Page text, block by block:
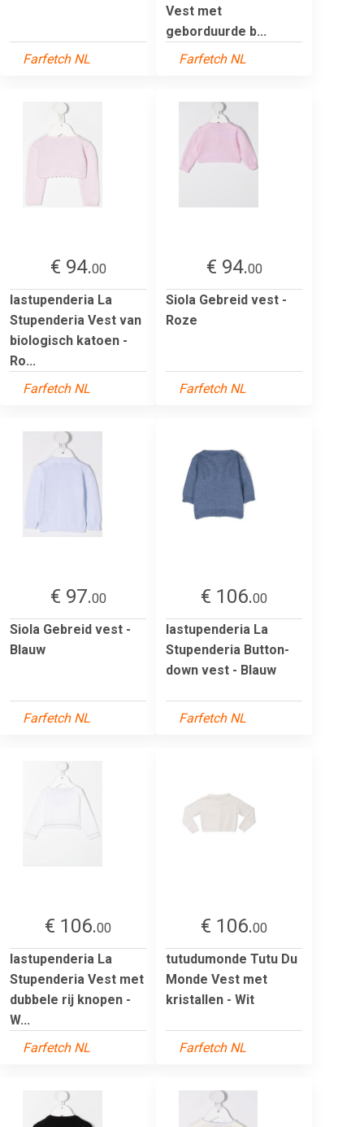
Farfetch NL
Vest met
geborduurde b...
Farfetch NL
€ 94.00
lastupenderia La
Stupenderia Vest van
biologisch katoen -
Ro...
Farfetch NL
€ 94.00
Siola Gebreid vest -
Roze
Farfetch NL
€ 97.00
Siola Gebreid vest -
Blauw
Farfetch NL
€ 106.00
lastupenderia La
Stupenderia Button-
down vest - Blauw
Farfetch NL
€ 106.00
lastupenderia La
Stupenderia Vest met
dubbele rij knopen -
W...
Farfetch NL
€ 106.00
tutudumonde Tutu Du
Monde Vest met
kristallen - Wit
Farfetch NL